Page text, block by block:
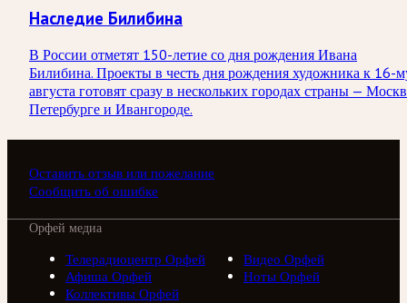
Наследие Билибина
В России отметят 150-летие со дня рождения Ивана
Билибина. Проекты в честь дня рождения художника к 16-
августа готовят сразу в нескольких городах страны —
Петербурге и Ивангороде.
Оставить отзыв или пожелание
Сообщить об ошибке
Орфей медиа
Телерадиоцентр Орфей
Видео Орфей
Афиша Орфей
Ноты Орфей
Коллективы Орфей